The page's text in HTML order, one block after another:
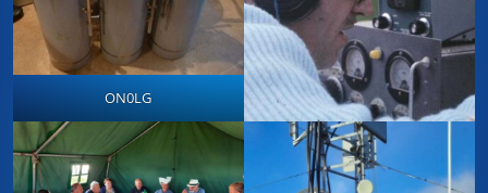
ON0LG